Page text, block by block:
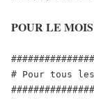
POUR LE
# Pour tous